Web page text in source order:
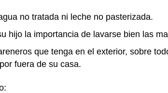
no tratada ni leche no pasterizada.
hijo la importancia de lavarse bien las
que tenga en el exterior, sobre
fuera de su casa.